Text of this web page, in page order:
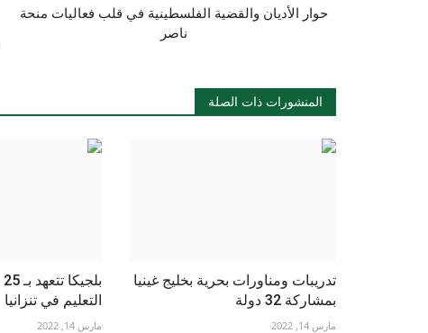
حوار الأديان والقضية الفلسطينية في قلب فعاليات منحة
ناصر
المنشورات ذات الصلة
تدريبات ومناورات بحرية بخليج غينيا
بمشاركة 32 دولة
مارس 14, 2022
التعليم في تنزانيا
مارس 14, 2022